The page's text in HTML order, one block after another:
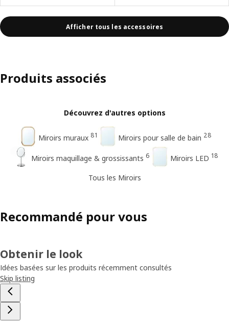
Afficher tous les accessoires
Produits associés
Découvrez d'autres options
Miroirs muraux 81 Miroirs pour salle de bain 28
Miroirs maquillage & grossissants 6 Miroirs LED 18
Tous les Miroirs
Recommandé pour vous
Obtenir le look
Idées basées sur les produits récemment consultés
Skip listing